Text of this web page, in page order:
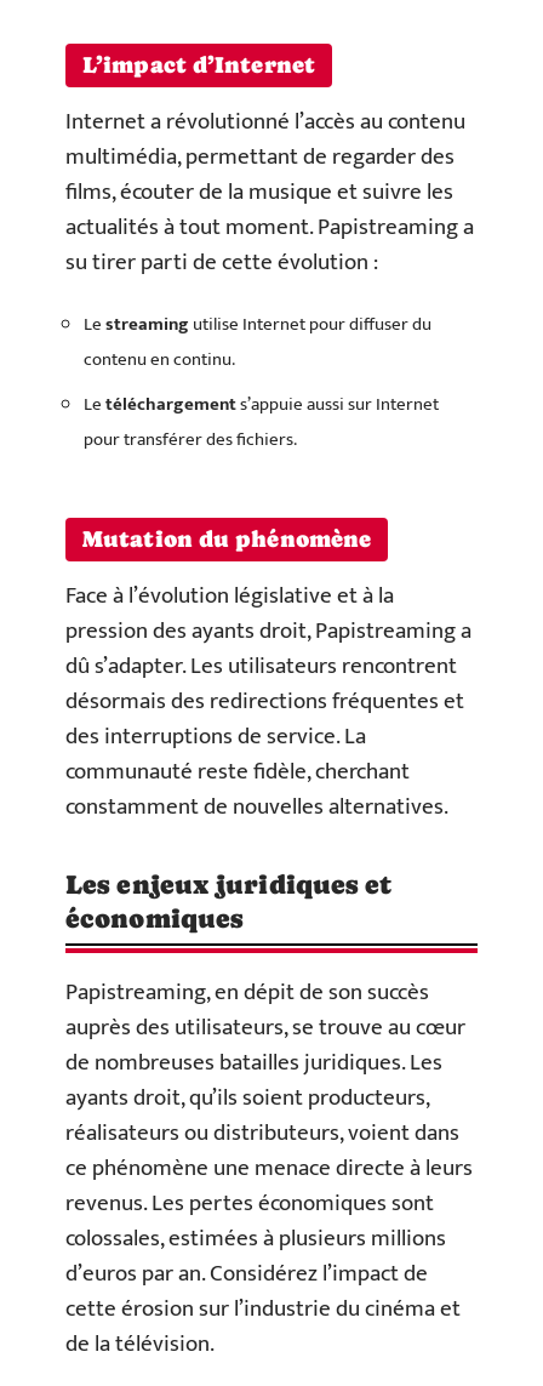
L’impact d’Internet
Internet a révolutionné l’accès au contenu
multimédia, permettant de regarder des
films, écouter de la musique et suivre les
actualités à tout moment. Papistreaming a
su tirer parti de cette évolution :
Lestreaming utilise Internet pour diffuser du
contenu en continu.
Letéléchargements’appuie aussi sur Internet
pour transférer des fichiers.
Mutation du phénomène
Face à l’évolution législative et à la
pression des ayants droit, Papistreaming a
dû s’adapter. Les utilisateurs rencontrent
désormais des redirections fréquentes et
des interruptions de service. La
communauté reste fidèle, cherchant
constamment de nouvelles alternatives.
Les enjeux juridiques et
économiques
Papistreaming, en dépit de son succès
auprès des utilisateurs, se trouve au cœur
de nombreuses batailles juridiques. Les
ayants droit, qu’ils soient producteurs,
réalisateurs ou distributeurs, voient dans
ce phénomène une menace directe à leurs
revenus. Les pertes économiques sont
colossales, estimées à plusieurs millions
d’euros par an. Considérez l’impact de
cette érosion sur l’industrie du cinéma et
de la télévision.